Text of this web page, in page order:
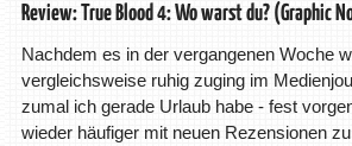
Review: True Blood 4: Wo warst du? (Graphic
Nachdem es in der vergangenen Woche
vergleichsweise ruhig zuging im
zumal ich gerade Urlaub habe - fest
wieder häufiger mit neuen Rezensionen